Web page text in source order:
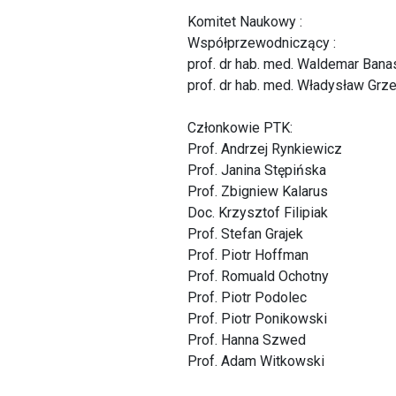
Komitet Naukowy :
Współprzewodniczący :
prof. dr hab. med. Waldemar
prof. dr hab. med. Władysław
Członkowie PTK:
Prof. Andrzej Rynkiewicz
Prof. Janina Stępińska
Prof. Zbigniew Kalarus
Doc. Krzysztof Filipiak
Prof. Stefan Grajek
Prof. Piotr Hoffman
Prof. Romuald Ochotny
Prof. Piotr Podolec
Prof. Piotr Ponikowski
Prof. Hanna Szwed
Prof. Adam Witkowski